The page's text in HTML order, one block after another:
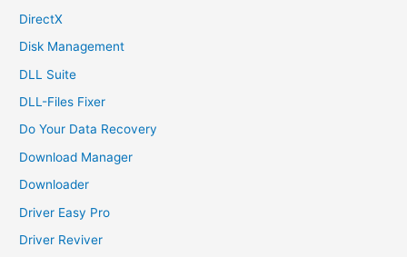
DirectX
Disk Management
DLL Suite
DLL-Files Fixer
Do Your Data Recovery
Download Manager
Downloader
Driver Easy Pro
Driver Reviver